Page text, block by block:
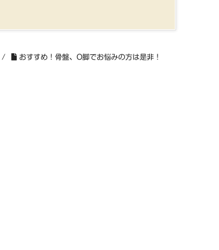
/ おすすめ！骨盤、O脚でお悩みの方は是非！